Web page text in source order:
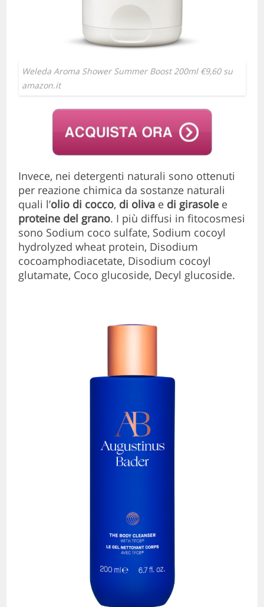
Weleda Aroma Shower Summer Boost 200ml €9,60 su
amazon.it
Invece, nei detergenti naturali sono ottenuti
per reazione chimica da sostanze naturali
quali l’olio di cocco, di oliva e di girasole e
proteine del grano. I più diffusi in fitocosmesi
sono Sodium coco sulfate, Sodium cocoyl
hydrolyzed wheat protein, Disodium
cocoamphodiacetate, Disodium cocoyl
glutamate, Coco glucoside, Decyl glucoside.